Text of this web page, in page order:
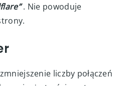
. Nie powoduje
liczby połączeń